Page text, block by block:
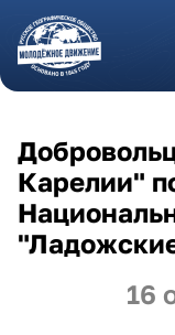
Перейти к
16
Карелии"